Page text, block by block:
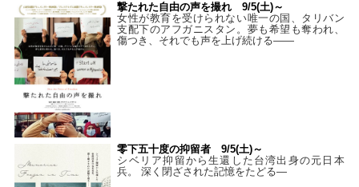
撃たれた自由の声を撮れ 9/5(土)～
女性が教育を受けられない唯一の国、タリバン
支配下のアフガニスタン。夢も希望も奪われ、
傷つき、それでも声を上げ続ける——
零下五十度の抑留者 9/5(土)～
シベリア抑留から生還した台湾出身の元日本
兵。 深く閉ざされた記憶をたどる—